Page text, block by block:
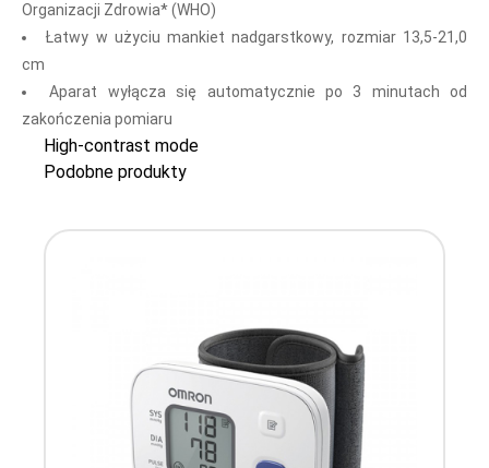
Organizacji Zdrowia* (WHO)
Łatwy w użyciu mankiet nadgarstkowy, rozmiar 13,5-21,0
cm
Aparat wyłącza się automatycznie po 3 minutach od
zakończenia pomiaru
High-contrast mode
Podobne produkty